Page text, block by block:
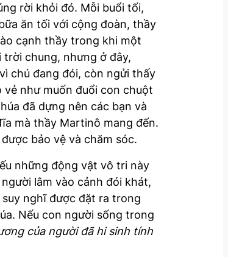
rời khỏi đó. Mỗi buổi tối,
ăn tối với cộng đoàn, thầy
cạnh thầy trong khi một
chung, nhưng ở đây,
chú đang đói, còn ngửi thấy
vẻ như muốn đuổi con chuột
đã dựng nên các bạn và
mà thầy Martinô mang đến.
bảo vệ và chăm sóc.
những động vật vô tri này
lâm vào cảnh đói khát,
suy nghĩ được đặt ra trong
Nếu con người sống trong
của người đã hi sinh tính